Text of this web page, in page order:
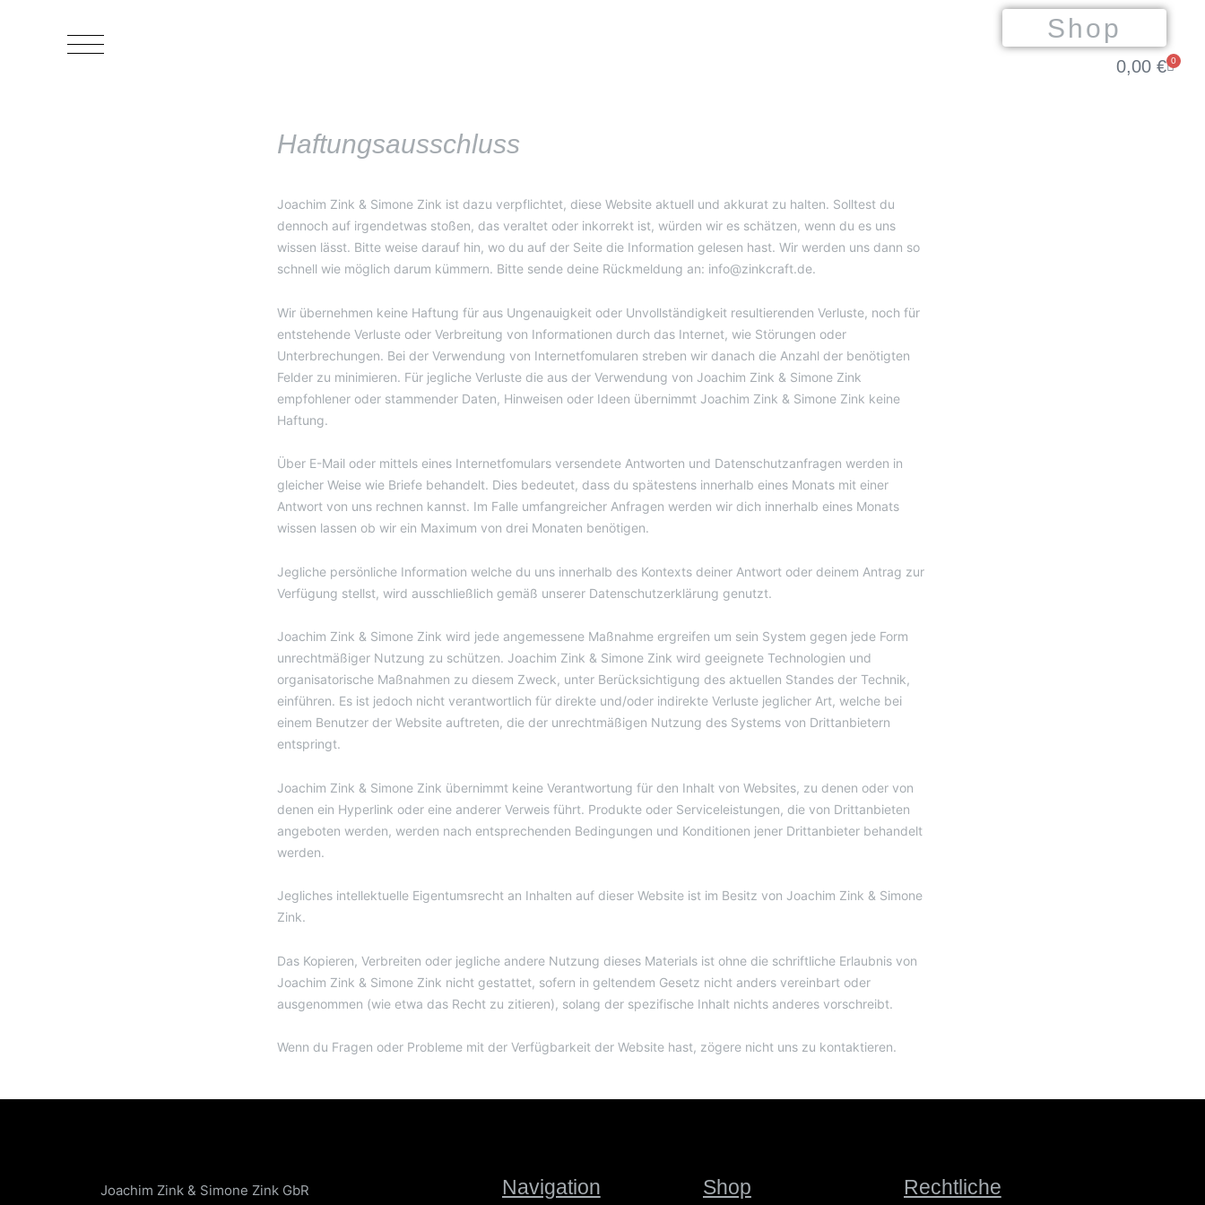
Shop
0,00 € 0
Haftungsausschluss
Joachim Zink & Simone Zink ist dazu verpflichtet, diese Website aktuell und akkurat zu halten. Solltest du
dennoch auf irgendetwas stoßen, das veraltet oder inkorrekt ist, würden wir es schätzen, wenn du es uns
wissen lässt. Bitte weise darauf hin, wo du auf der Seite die Information gelesen hast. Wir werden uns dann so
schnell wie möglich darum kümmern. Bitte sende deine Rückmeldung an: info@zinkcraft.de.
Wir übernehmen keine Haftung für aus Ungenauigkeit oder Unvollständigkeit resultierenden Verluste, noch für
entstehende Verluste oder Verbreitung von Informationen durch das Internet, wie Störungen oder
Unterbrechungen. Bei der Verwendung von Internetfomularen streben wir danach die Anzahl der benötigten
Felder zu minimieren. Für jegliche Verluste die aus der Verwendung von Joachim Zink & Simone Zink
empfohlener oder stammender Daten, Hinweisen oder Ideen übernimmt Joachim Zink & Simone Zink keine
Haftung.
Über E-Mail oder mittels eines Internetfomulars versendete Antworten und Datenschutzanfragen werden in
gleicher Weise wie Briefe behandelt. Dies bedeutet, dass du spätestens innerhalb eines Monats mit einer
Antwort von uns rechnen kannst. Im Falle umfangreicher Anfragen werden wir dich innerhalb eines Monats
wissen lassen ob wir ein Maximum von drei Monaten benötigen.
Jegliche persönliche Information welche du uns innerhalb des Kontexts deiner Antwort oder deinem Antrag zur
Verfügung stellst, wird ausschließlich gemäß unserer Datenschutzerklärung genutzt.
Joachim Zink & Simone Zink wird jede angemessene Maßnahme ergreifen um sein System gegen jede Form
unrechtmäßiger Nutzung zu schützen. Joachim Zink & Simone Zink wird geeignete Technologien und
organisatorische Maßnahmen zu diesem Zweck, unter Berücksichtigung des aktuellen Standes der Technik,
einführen. Es ist jedoch nicht verantwortlich für direkte und/oder indirekte Verluste jeglicher Art, welche bei
einem Benutzer der Website auftreten, die der unrechtmäßigen Nutzung des Systems von Drittanbietern
entspringt.
Joachim Zink & Simone Zink übernimmt keine Verantwortung für den Inhalt von Websites, zu denen oder von
denen ein Hyperlink oder eine anderer Verweis führt. Produkte oder Serviceleistungen, die von Drittanbieten
angeboten werden, werden nach entsprechenden Bedingungen und Konditionen jener Drittanbieter behandelt
werden.
Jegliches intellektuelle Eigentumsrecht an Inhalten auf dieser Website ist im Besitz von Joachim Zink & Simone
Zink.
Das Kopieren, Verbreiten oder jegliche andere Nutzung dieses Materials ist ohne die schriftliche Erlaubnis von
Joachim Zink & Simone Zink nicht gestattet, sofern in geltendem Gesetz nicht anders vereinbart oder
ausgenommen (wie etwa das Recht zu zitieren), solang der spezifische Inhalt nichts anderes vorschreibt.
Wenn du Fragen oder Probleme mit der Verfügbarkeit der Website hast, zögere nicht uns zu kontaktieren.
Joachim Zink & Simone Zink GbR
Navigation Shop Rechtliche